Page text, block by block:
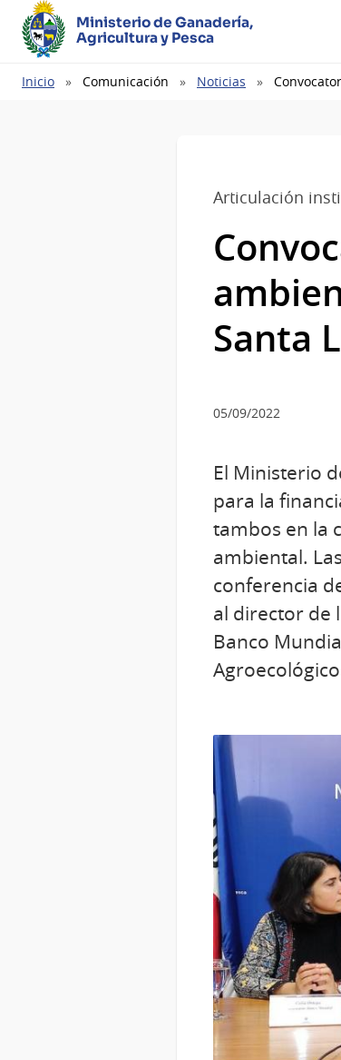
Ministerio de Ganadería,
Agricultura y Pesca
Ruta
Inicio Comunicación Noticias
Articulación
Santa
05/09/2022
El Ministerio
para la
tambos en la
ambiental.
conferencia
al director de
Banco